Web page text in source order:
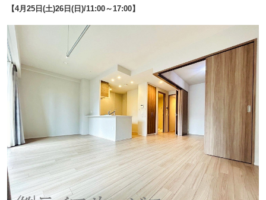
【4月25日(土)26日(日)/11:00～17:00】